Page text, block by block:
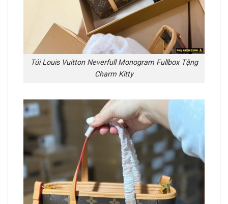
Túi Louis Vuitton Neverfull Monogram Fullbox Tặng
Charm Kitty